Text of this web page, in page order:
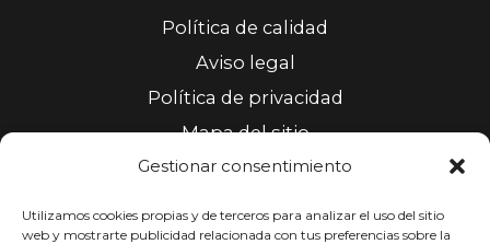
Gestionar consentimiento
Utilizamos cookies propias y de terceros para analizar el uso del sitio
web y mostrarte publicidad relacionada con tus preferencias sobre la
Política de calidad
Aviso legal
Política de privacidad
Mapa del sitio
Accesibilidad